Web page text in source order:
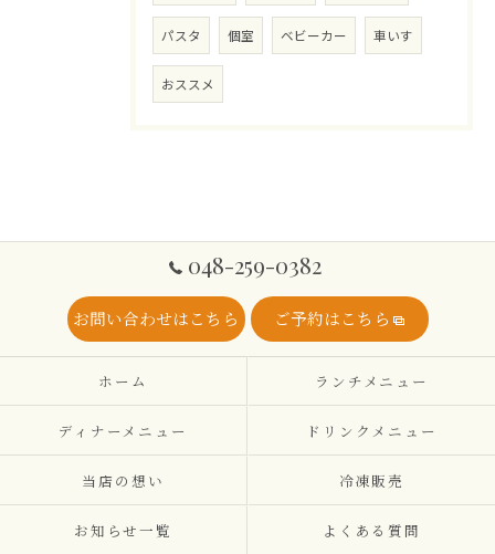
パスタ 個室 ベビーカー 車いす
おススメ
048-259-0382
お問い合わせはこちら ご予約はこちら
ホーム ランチメニュー
ディナーメニュー ドリンクメニュー
当店の想い 冷凍販売
お知らせ一覧 よくある質問